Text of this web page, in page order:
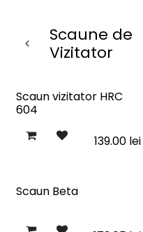
Scaune de
Vizitator
Scaun vizitator HRC
604
139.00 lei
Scaun Beta